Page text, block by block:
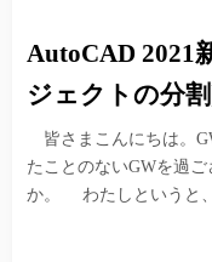
AutoCAD 2021
ジェクトの分
皆さまこんにちは。
たことのないGWを過
か。 わたしというと